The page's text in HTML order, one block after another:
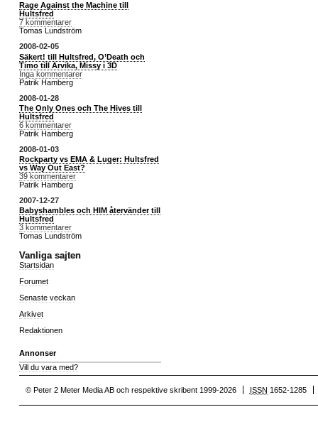
Rage Against the Machine till
Hultsfred
7 kommentarer
Tomas Lundström
2008-02-05
Säkert! till Hultsfred, O’Death och
Timo till Arvika, Missy i 3D
Inga kommentarer
Patrik Hamberg
2008-01-28
The Only Ones och The Hives till
Hultsfred
6 kommentarer
Patrik Hamberg
2008-01-03
Rockparty vs EMA & Luger: Hultsfred
vs Way Out East?
39 kommentarer
Patrik Hamberg
2007-12-27
Babyshambles och HIM återvänder till
Hultsfred
3 kommentarer
Tomas Lundström
Vanliga sajten
Startsidan
Forumet
Senaste veckan
Arkivet
Redaktionen
Annonser
Vill du vara med?
© Peter 2 Meter Media AB och respektive skribent 1999-2026 ISSN 1652-1285